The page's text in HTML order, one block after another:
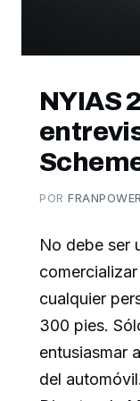
NYIAS
PORFRANPOWER
No debe ser
cualquier
300 pies.
entusiasmar
del